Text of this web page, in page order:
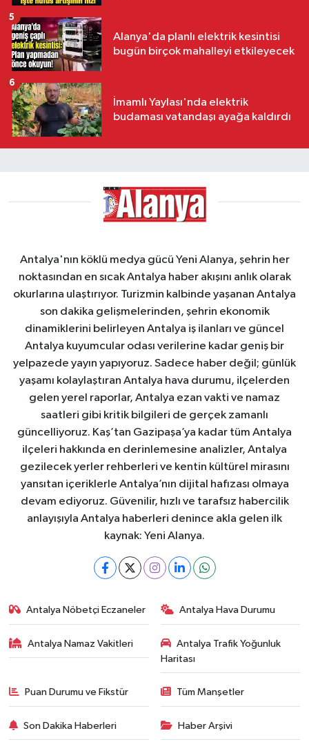
Alanya'da planlı elektrik kesintisi
bugün birçok mahalleyi etkileyecek
5
İmamlı Yaylası'nda elektrik
budaması vatandaşı ayağa kaldırdı
6
Antalya'nın köklü medya gücü Yeni Alanya, şehrin her
noktasından en sıcak Antalya haber akışını anlık olarak
okurlarına ulaştırıyor. Turizmin kalbinde yaşanan Antalya
son dakika gelişmelerinden, şehrin ekonomik
dinamiklerini belirleyen Antalya iş ilanları ve güncel
Antalya kuyumcular odası verilerine kadar geniş bir
yelpazede yayın yapıyoruz. Sadece haber değil; günlük
yaşamı kolaylaştıran Antalya hava durumu, ilçelerden
gelen yerel raporlar, Antalya ezan vakti ve namaz
saatleri gibi kritik bilgileri de gerçek zamanlı
güncelliyoruz. Kaş’tan Gazipaşa’ya kadar tüm Antalya
ilçeleri hakkında en derinlemesine analizler, Antalya
gezilecek yerler rehberleri ve kentin kültürel mirasını
yansıtan içeriklerle Antalya’nın dijital hafızası olmaya
devam ediyoruz. Güvenilir, hızlı ve tarafsız habercilik
anlayışıyla Antalya haberleri denince akla gelen ilk
kaynak: Yeni Alanya.
Antalya Nöbetçi Eczaneler Antalya Hava Durumu
Antalya Namaz Vakitleri
Antalya Trafik Yoğunluk
Haritası
Puan Durumu ve Fikstür Tüm Manşetler
Son Dakika Haberleri Haber Arşivi